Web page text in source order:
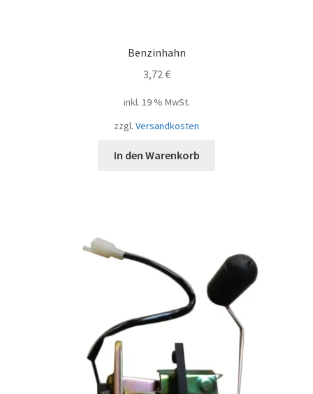
Benzinhahn
3,72 €
inkl. 19 % MwSt.
zzgl. Versandkosten
In den Warenkorb